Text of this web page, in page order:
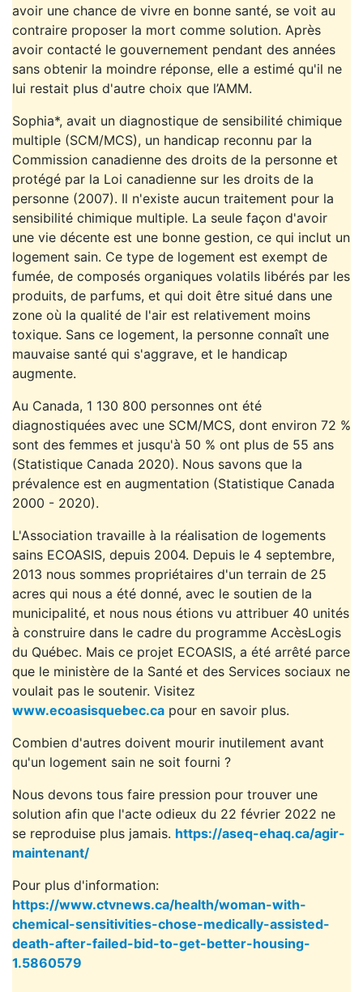
avoir une chance de vivre en bonne santé, se voit au
contraire proposer la mort comme solution. Après
avoir contacté le gouvernement pendant des années
sans obtenir la moindre réponse, elle a estimé qu'il ne
lui restait plus d'autre choix que l’AMM.
Sophia*, avait un diagnostique de sensibilité chimique
multiple (SCM/MCS), un handicap reconnu par la
Commission canadienne des droits de la personne et
protégé par la Loi canadienne sur les droits de la
personne (2007). Il n'existe aucun traitement pour la
sensibilité chimique multiple. La seule façon d'avoir
une vie décente est une bonne gestion, ce qui inclut un
logement sain. Ce type de logement est exempt de
fumée, de composés organiques volatils libérés par les
produits, de parfums, et qui doit être situé dans une
zone où la qualité de l'air est relativement moins
toxique. Sans ce logement, la personne connaît une
mauvaise santé qui s'aggrave, et le handicap
augmente.
Au Canada, 1 130 800 personnes ont été
diagnostiquées avec une SCM/MCS, dont environ 72 %
sont des femmes et jusqu'à 50 % ont plus de 55 ans
(Statistique Canada 2020). Nous savons que la
prévalence est en augmentation (Statistique Canada
2000 - 2020).
L'Association travaille à la réalisation de logements
sains ECOASIS, depuis 2004. Depuis le 4 septembre,
2013 nous sommes propriétaires d'un terrain de 25
acres qui nous a été donné, avec le soutien de la
municipalité, et nous nous étions vu attribuer 40 unités
à construire dans le cadre du programme AccèsLogis
du Québec. Mais ce projet ECOASIS, a été arrêté parce
que le ministère de la Santé et des Services sociaux ne
voulait pas le soutenir. Visitez
www.ecoasisquebec.ca pour en savoir plus.
Combien d'autres doivent mourir inutilement avant
qu'un logement sain ne soit fourni ?
Nous devons tous faire pression pour trouver une
solution afin que l'acte odieux du 22 février 2022 ne
se reproduise plus jamais. https://aseq-ehaq.ca/agir-
maintenant/
Pour plus d'information:
https://www.ctvnews.ca/health/woman-with-
chemical-sensitivities-chose-medically-assisted-
death-after-failed-bid-to-get-better-housing-
1.5860579